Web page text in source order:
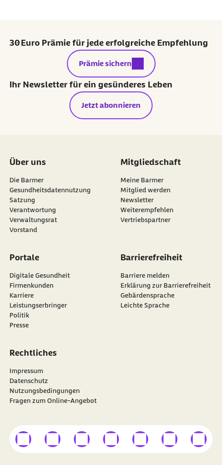
30 Euro Prämie für jede erfolgreiche Empfehlung
externer Link:
Prämie sichern
Ihr Newsletter für ein gesünderes Leben
Jetzt abonnieren
Über uns
Die Barmer
Gesundheitsdatennutzung
Satzung
Verantwortung
Verwaltungsrat
Vorstand
Mitgliedschaft
Meine Barmer
Mitglied werden
Newsletter
externer Link:
Weiterempfehlen
Vertriebspartner
Portale
Digitale Gesundheit
Firmenkunden
Karriere
Leistungserbringer
Politik
Presse
Barrierefreiheit
Barriere melden
Erklärung zur Barrierefreiheit
Gebärdensprache
Leichte Sprache
Rechtliches
Impressum
Datenschutz
Nutzungsbedingungen
Fragen zum Online-Angebot
Besuchen Sie dieBARMER auf
externer Linkexterner Linkexterner Linkexterner Linkexterner Linkexterner Link